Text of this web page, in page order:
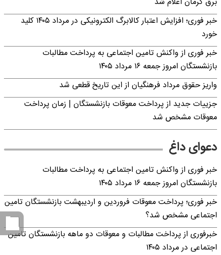
خبر فوری؛ افزایش اعتبار کالابرگ الکترونیکی در مرداد ۱۴۰۵ کلید
خورد
خبر فوری از واکنش تامین اجتماعی به پرداخت مطالبات
بازنشستگان امروز جمعه ۱۶ مرداد ۱۴۰۵
واریز حقوق مرداد فرهنگیان از این تاریخ قطعی شد
جزییات جدید از پرداخت معوقات بازنشستگان | زمان پرداخت
معوقات مشخص شد
دعوای داغ
خبر فوری از واکنش تامین اجتماعی به پرداخت مطالبات
بازنشستگان امروز جمعه ۱۶ مرداد ۱۴۰۵
خبر فوری؛ پرداخت معوقات فروردین و اردیبهشت بازنشستگان تامین
اجتماعی مشخص شد؟
خبرفوری از پرداخت مطالبات و معوقات دو ماهه بازنشستگان تامین
اجتماعی در مرداد ۱۴۰۵